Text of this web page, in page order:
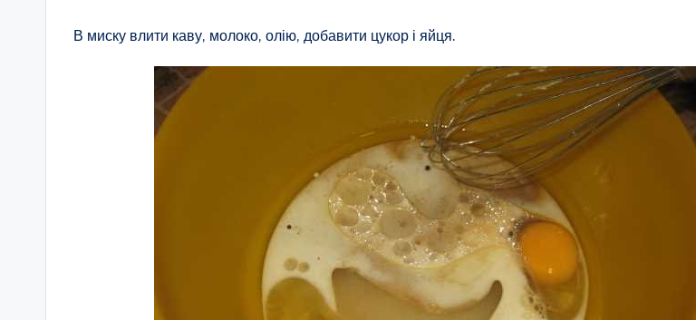
В миску влити каву, молоко, олію, добавити цукор і яйця.